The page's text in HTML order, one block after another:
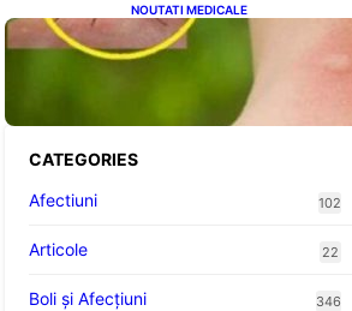
NOUTATI MEDICALE
Cum bacteriile pielii
influențează atracția
țânțarilor: O nouă viziune
asupra alegerii victimelor
CATEGORIES
Afectiuni
102
Articole 22
Boli și Afecțiuni 346